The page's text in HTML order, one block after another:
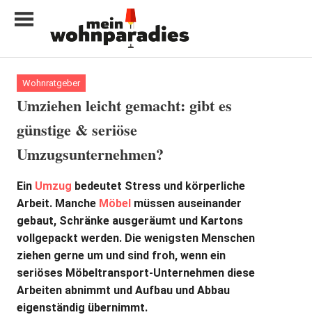
Inhalt
My
home
is
my
castle
Wohnratgeber
Umziehen leicht gemacht: gibt es
günstige & seriöse
Umzugsunternehmen?
Ein Umzug bedeutet Stress und körperliche
Arbeit. Manche Möbel müssen auseinander
gebaut, Schränke ausgeräumt und Kartons
vollgepackt werden. Die wenigsten Menschen
ziehen gerne um und sind froh, wenn ein
seriöses Möbeltransport-Unternehmen diese
Arbeiten abnimmt und Aufbau und Abbau
eigenständig übernimmt.